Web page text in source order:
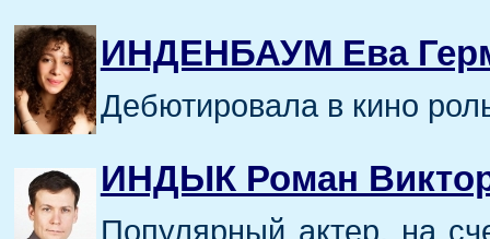
ИНДЕНБАУМ Ева
Дебютировала в кино
ИНДЫК Роман
Популярный актер, на